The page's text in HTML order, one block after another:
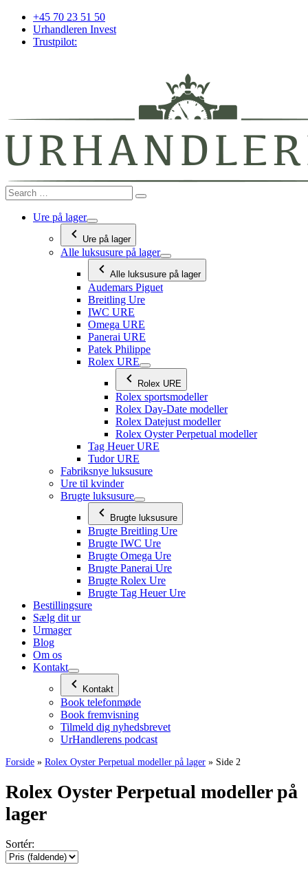
Videre
indhold
+45 70 23 51 50
Urhandleren Invest
Trustpilot:
Ure på lager
Ure på lager
Alle luksusure på lager
Alle luksusure på lager
Audemars Piguet
Breitling Ure
IWC URE
Omega URE
Panerai URE
Patek Philippe
Rolex URE
Rolex URE
Rolex sportsmodeller
Rolex Day-Date modeller
Rolex Datejust modeller
Rolex Oyster Perpetual modeller
Tag Heuer URE
Tudor URE
Fabriksnye luksusure
Ure til kvinder
Brugte luksusure
Brugte luksusure
Brugte Breitling Ure
Brugte IWC Ure
Brugte Omega Ure
Brugte Panerai Ure
Brugte Rolex Ure
Brugte Tag Heuer Ure
Bestillingsure
Sælg dit ur
Urmager
Blog
Om os
Kontakt
Kontakt
Book telefonmøde
Book fremvisning
Tilmeld dig nyhedsbrevet
UrHandlerens podcast
Forside » Rolex Oyster Perpetual modeller på lager » Side 2
Rolex Oyster Perpetual modeller på
lager
Sortér: